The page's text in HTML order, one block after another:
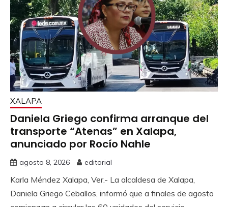
XALAPA
Daniela Griego confirma arranque del
transporte “Atenas” en Xalapa,
anunciado por Rocío Nahle
agosto 8, 2026 editorial
Karla Méndez Xalapa, Ver.- La alcaldesa de Xalapa,
Daniela Griego Ceballos, informó que a finales de agosto